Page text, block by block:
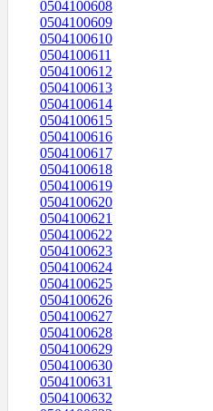
0504100608
0504100609
0504100610
0504100611
0504100612
0504100613
0504100614
0504100615
0504100616
0504100617
0504100618
0504100619
0504100620
0504100621
0504100622
0504100623
0504100624
0504100625
0504100626
0504100627
0504100628
0504100629
0504100630
0504100631
0504100632